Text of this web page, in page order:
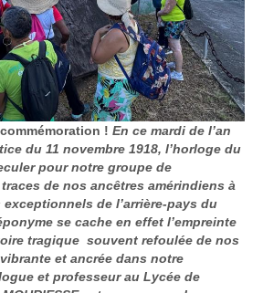
! En ce mardi de l’an
du 11 novembre 1918, l’horloge du
pour notre groupe de
de nos ancêtres amérindiens à
de l’arrière-pays du
se cache en effet l’empreinte
tragique souvent refoulée de nos
et ancrée dans notre
et professeur au Lycée de